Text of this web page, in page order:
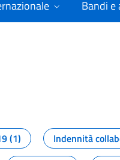
Bandi e
per
(1) Indennità